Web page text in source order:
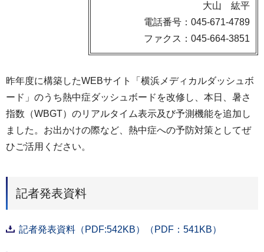
大山 紘平
電話番号：045-671-4789
ファクス：045-664-3851
昨年度に構築したWEBサイト「横浜メディカルダッシュボ
ード」のうち熱中症ダッシュボードを改修し、本日、暑さ
指数（WBGT）のリアルタイム表示及び予測機能を追加し
ました。お出かけの際など、熱中症への予防対策としてぜ
ひご活用ください。
記者発表資料
記者発表資料（PDF:542KB）（PDF：541KB）